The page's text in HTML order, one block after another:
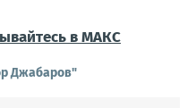
в МАКС
Джабаров"